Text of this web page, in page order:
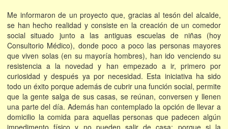
Me informaron de un proyecto que, gracias al tesón del alcalde,
se han hecho realidad y consiste en la creación de un comedor
social situado junto a las antiguas escuelas de niñas (hoy
Consultorio Médico), donde poco a poco las personas mayores
que viven solas (en su mayoría hombres), han ido venciendo su
resistencia a la novedad y han empezado a ir, primero por
curiosidad y después ya por necesidad. Esta iniciativa ha sido
todo un éxito porque además de cubrir una función social, permite
que la gente salga de sus casas, se reúnan, conversen y llenen
una parte del día. Además han contemplado la opción de llevar a
domicilio la comida para aquellas personas que padecen algún
impedimento físico y no pueden salir de casa; porque si la